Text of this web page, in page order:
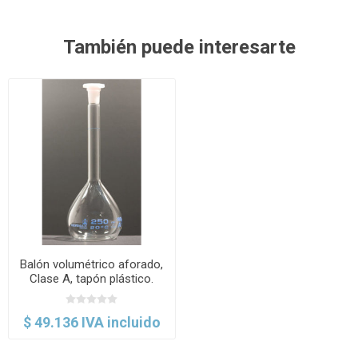
También puede interesarte
Balón volumétrico aforado,
Clase A, tapón plástico.
Normax
$ 49.136 IVA incluido